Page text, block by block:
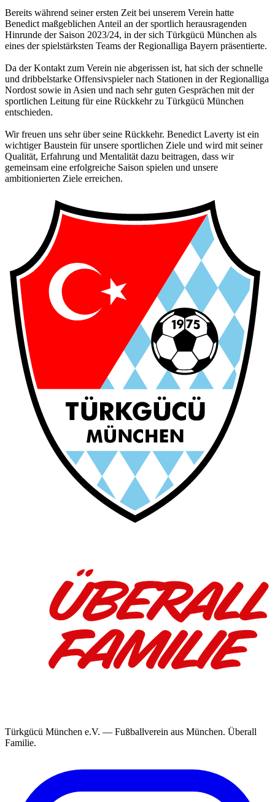
Bereits während seiner ersten Zeit bei unserem Verein hatte
Benedict maßgeblichen Anteil an der sportlich herausragenden
Hinrunde der Saison 2023/24, in der sich Türkgücü München als
eines der spielstärksten Teams der Regionalliga Bayern präsentierte.
Da der Kontakt zum Verein nie abgerissen ist, hat sich der schnelle
und dribbelstarke Offensivspieler nach Stationen in der Regionalliga
Nordost sowie in Asien und nach sehr guten Gesprächen mit der
sportlichen Leitung für eine Rückkehr zu Türkgücü München
entschieden.
Wir freuen uns sehr über seine Rückkehr. Benedict Laverty ist ein
wichtiger Baustein für unsere sportlichen Ziele und wird mit seiner
Qualität, Erfahrung und Mentalität dazu beitragen, dass wir
gemeinsam eine erfolgreiche Saison spielen und unsere
ambitionierten Ziele erreichen.
Türkgücü München e.V. — Fußballverein aus München. Überall
Familie.